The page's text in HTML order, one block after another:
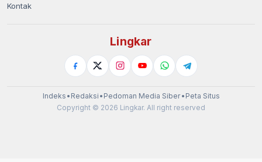
Kontak
Lingkar
Indeks • Redaksi • Pedoman Media Siber• Peta Situs
Copyright © 2026 Lingkar. All right reserved